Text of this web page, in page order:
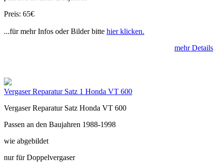
Preis: 65€
...für mehr Infos oder Bilder bitte hier klicken.
mehr Details
Vergaser Reparatur Satz 1 Honda VT 600
Vergaser Reparatur Satz Honda VT 600
Passen an den Baujahren 1988-1998
wie abgebildet
nur für Doppelvergaser